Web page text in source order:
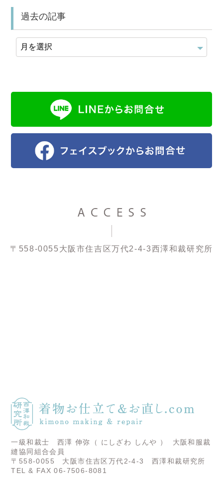
過去の記事
〒558-0055大阪市住吉区万代2-4-3西澤和裁研究所
一級和裁士 西澤 伸弥（ にしざわ しんや ）
大阪和服裁
縫協同組合会員
〒558-0055 大阪市住吉区万代2-4-3 西澤和裁研究所
TEL & FAX 06-7506-8081